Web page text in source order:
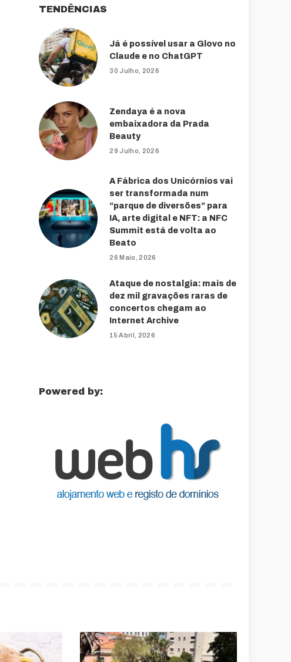
TENDÊNCIAS
Já é possível usar a Glovo no
Claude e no ChatGPT
30 Julho, 2026
Zendaya é a nova
embaixadora da Prada
Beauty
29 Julho, 2026
A Fábrica dos Unicórnios vai
ser transformada num
“parque de diversões” para
IA, arte digital e NFT: a NFC
Summit está de volta ao
Beato
26 Maio, 2026
Ataque de nostalgia: mais de
dez mil gravações raras de
concertos chegam ao
Internet Archive
15 Abril, 2026
Powered by: